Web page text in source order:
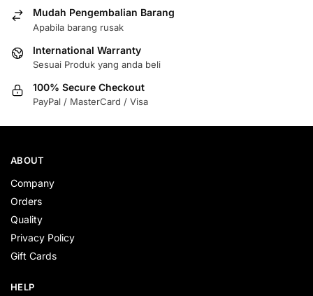
Mudah Pengembalian Barang
Apabila barang rusak
International Warranty
Sesuai Produk yang anda beli
100% Secure Checkout
PayPal / MasterCard / Visa
ABOUT
Company
Orders
Quality
Privacy Policy
Gift Cards
HELP